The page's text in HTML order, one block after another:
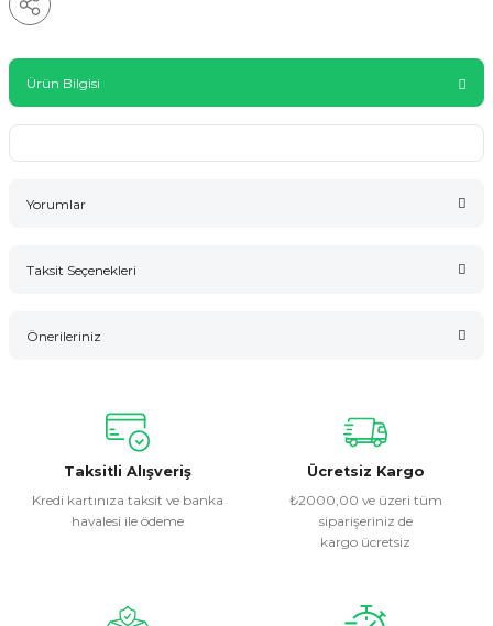
Ürün Bilgisi
Yorumlar
Taksit Seçenekleri
Önerileriniz
konularda yetersiz gördüğünüz noktaları öneri formunu
kullanarak tarafımıza iletebilirsiniz.
Görüş ve önerileriniz için teşekkür ederiz.
Ürün resmi kalitesiz, bozuk veya görüntülenemiyor.
Ürün fiyatı diğer sitelerden daha pahalı.
Taksitli Alışveriş
Kredi kartınıza taksit ve banka
havalesi ile ödeme
Ücretsiz Kargo
₺2000,00 ve üzeri tüm
siparişeriniz de
kargo ücretsiz